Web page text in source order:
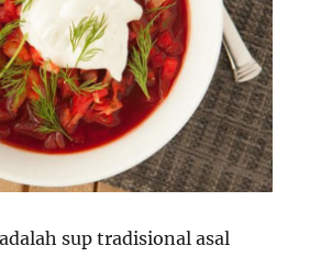
sup tradisional asal